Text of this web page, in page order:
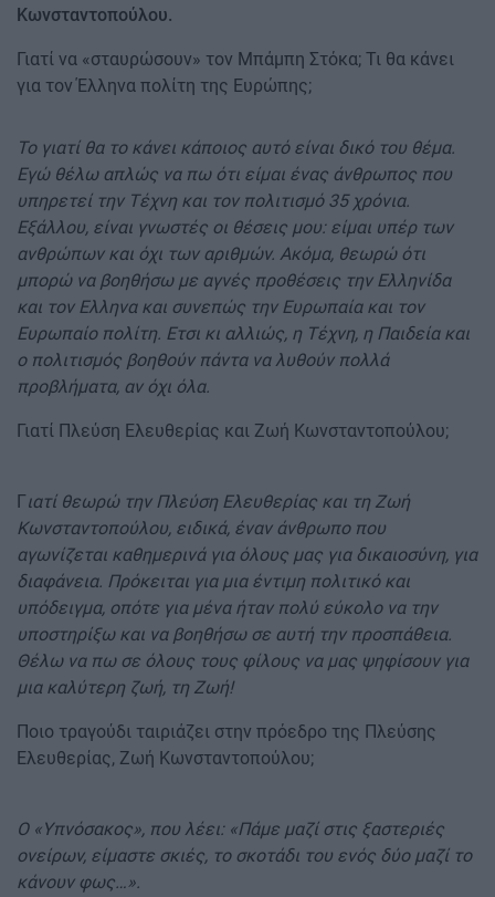
Κωνσταντοπούλου.
Γιατί να «σταυρώσουν» τον Μπάµπη Στόκα; Τι θα κάνει
για τον Έλληνα πολίτη της Ευρώπης;
Το γιατί θα το κάνει κάποιος αυτό είναι δικό του θέµα.
Εγώ θέλω απλώς να πω ότι είµαι ένας άνθρωπος που
υπηρετεί την Τέχνη και τον πολιτισµό 35 χρόνια.
Εξάλλου, είναι γνωστές οι θέσεις µου: είµαι υπέρ των
ανθρώπων και όχι των αριθµών. Ακόµα, θεωρώ ότι
µπορώ να βοηθήσω µε αγνές προθέσεις την Ελληνίδα
και τον Ελληνα και συνεπώς την Ευρωπαία και τον
Ευρωπαίο πολίτη. Ετσι κι αλλιώς, η Τέχνη, η Παιδεία και
ο πολιτισµός βοηθούν πάντα να λυθούν πολλά
προβλήµατα, αν όχι όλα.
Γιατί Πλεύση Ελευθερίας και Ζωή Κωνσταντοπούλου;
Γιατί θεωρώ την Πλεύση Ελευθερίας και τη Ζωή
Κωνσταντοπούλου, ειδικά, έναν άνθρωπο που
αγωνίζεται καθηµερινά για όλους µας για δικαιοσύνη, για
διαφάνεια. Πρόκειται για µια έντιµη πολιτικό και
υπόδειγµα, οπότε για µένα ήταν πολύ εύκολο να την
υποστηρίξω και να βοηθήσω σε αυτή την προσπάθεια.
Θέλω να πω σε όλους τους φίλους να µας ψηφίσουν για
µια καλύτερη ζωή, τη Ζωή!
Ποιο τραγούδι ταιριάζει στην πρόεδρο της Πλεύσης
Ελευθερίας, Ζωή Κωνσταντοπούλου;
Ο «Υπνόσακος», που λέει: «Πάµε µαζί στις ξαστεριές
ονείρων, είµαστε σκιές, το σκοτάδι του ενός δύο µαζί το
κάνουν φως…».